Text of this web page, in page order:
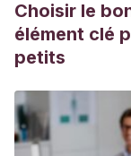
(2001).
La
Psimática.
Vientos.
Choisir le
élément clé
petits